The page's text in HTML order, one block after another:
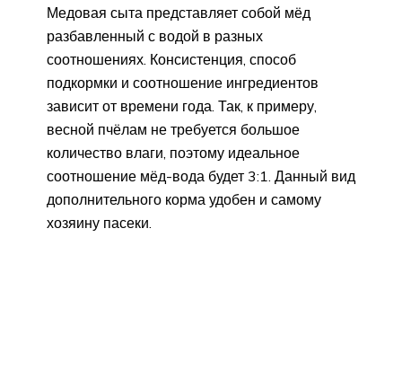
Медовая сыта представляет собой мёд
разбавленный с водой в разных
соотношениях. Консистенция, способ
подкормки и соотношение ингредиентов
зависит от времени года. Так, к примеру,
весной пчёлам не требуется большое
количество влаги, поэтому идеальное
соотношение мёд-вода будет 3:1. Данный вид
дополнительного корма удобен и самому
хозяину пасеки.